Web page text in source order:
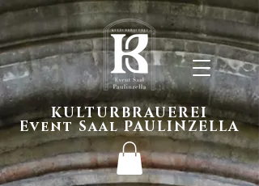
KULTURBRAUEREI
Event Saal PAULINZELLA